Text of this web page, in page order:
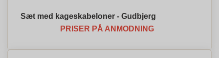
Sæt med kageskabeloner - Gudbjerg
PRISER PÅ ANMODNING